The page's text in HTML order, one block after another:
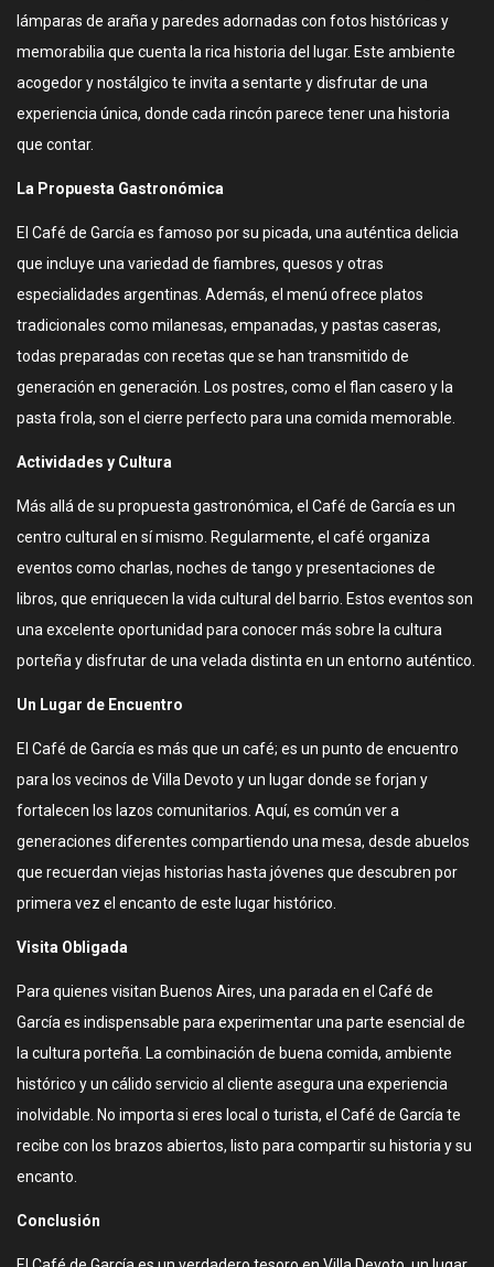
lámparas de araña y paredes adornadas con fotos históricas y
memorabilia que cuenta la rica historia del lugar. Este ambiente
acogedor y nostálgico te invita a sentarte y disfrutar de una
experiencia única, donde cada rincón parece tener una historia
que contar.
La Propuesta Gastronómica
El Café de García es famoso por su picada, una auténtica delicia
que incluye una variedad de fiambres, quesos y otras
especialidades argentinas. Además, el menú ofrece platos
tradicionales como milanesas, empanadas, y pastas caseras,
todas preparadas con recetas que se han transmitido de
generación en generación. Los postres, como el flan casero y la
pasta frola, son el cierre perfecto para una comida memorable.
Actividades y Cultura
Más allá de su propuesta gastronómica, el Café de García es un
centro cultural en sí mismo. Regularmente, el café organiza
eventos como charlas, noches de tango y presentaciones de
libros, que enriquecen la vida cultural del barrio. Estos eventos son
una excelente oportunidad para conocer más sobre la cultura
porteña y disfrutar de una velada distinta en un entorno auténtico.
Un Lugar de Encuentro
El Café de García es más que un café; es un punto de encuentro
para los vecinos de Villa Devoto y un lugar donde se forjan y
fortalecen los lazos comunitarios. Aquí, es común ver a
generaciones diferentes compartiendo una mesa, desde abuelos
que recuerdan viejas historias hasta jóvenes que descubren por
primera vez el encanto de este lugar histórico.
Visita Obligada
Para quienes visitan Buenos Aires, una parada en el Café de
García es indispensable para experimentar una parte esencial de
la cultura porteña. La combinación de buena comida, ambiente
histórico y un cálido servicio al cliente asegura una experiencia
inolvidable. No importa si eres local o turista, el Café de García te
recibe con los brazos abiertos, listo para compartir su historia y su
encanto.
Conclusión